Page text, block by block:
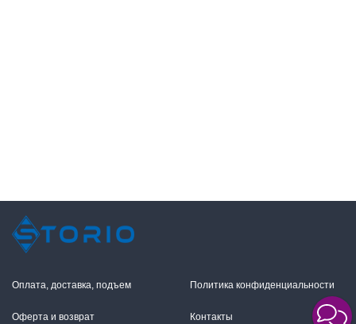
Оплата, доставка, подъем
Оферта и возврат
Политика конфиденциальности
Контакты